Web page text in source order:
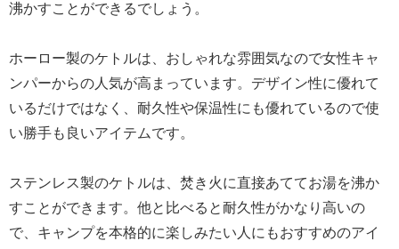
沸かすことができるでしょう。
ホーロー製のケトルは、おしゃれな雰囲気なので女性キャ
ンパーからの人気が高まっています。デザイン性に優れて
いるだけではなく、耐久性や保温性にも優れているので使
い勝手も良いアイテムです。
ステンレス製のケトルは、焚き火に直接あててお湯を沸か
すことができます。他と比べると耐久性がかなり高いの
で、キャンプを本格的に楽しみたい人にもおすすめのアイ